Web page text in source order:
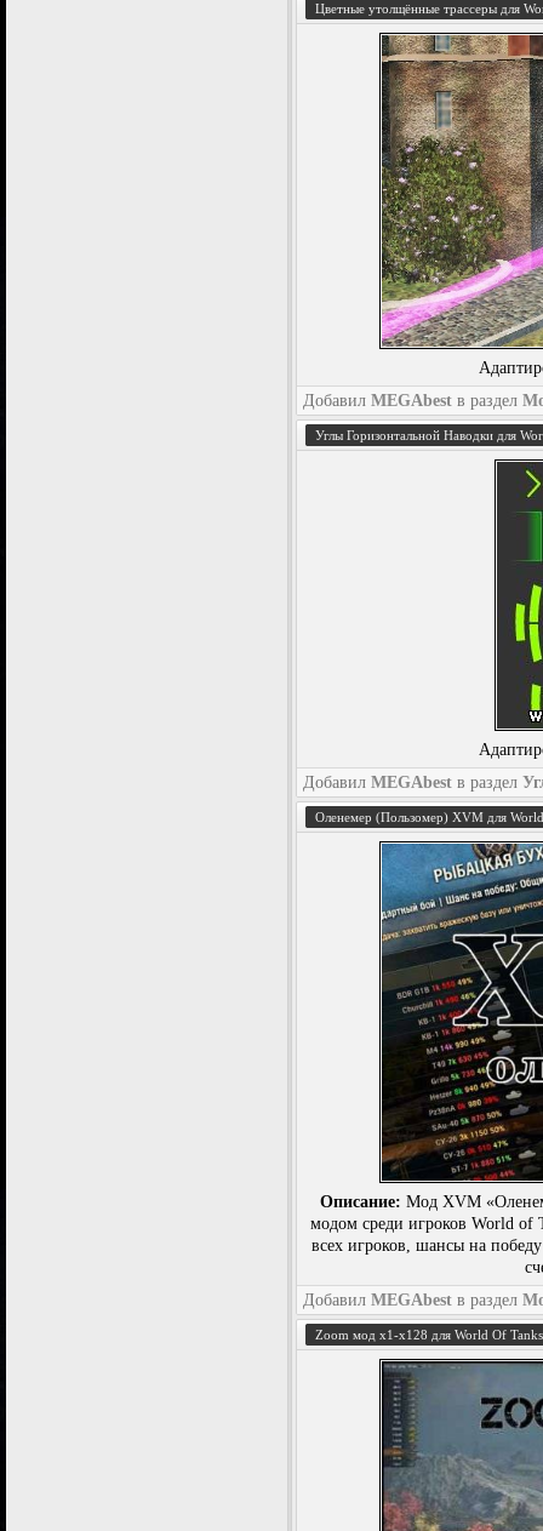
Цветные утолщённые трассеры для
Добавил MEGAbest в раздел
Углы Горизонтальной Наводки для
Добавил MEGAbest в раздел
Оленемер (Пользомер) XVM для
Описание: Мод XVM
модом среди игроков World of
всех игроков, шансы на
Добавил MEGAbest в раздел
Zoom мод x1-x128 для World Of